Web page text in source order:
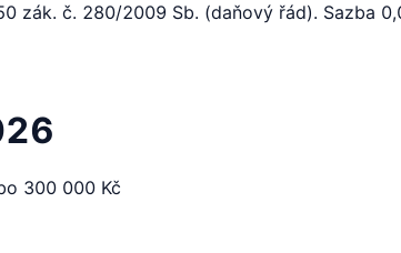
č. 280/2009 Sb. (daňový řád). Sazba
300 000 Kč